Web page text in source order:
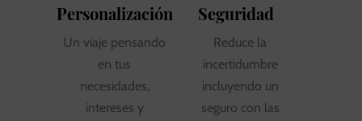
Personalización
Un viaje pensando
en tus
necesidades,
intereses y
Seguridad
Reduce la
incertidumbre
incluyendo un
seguro con las